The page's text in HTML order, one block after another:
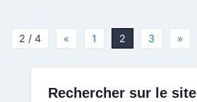
2 / 4 « 1 2 3 »
Rechercher sur le site